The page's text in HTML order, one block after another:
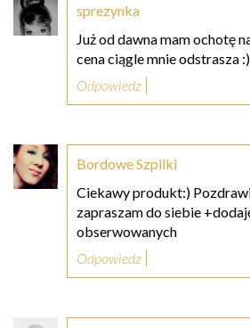
sprezynka
Już od dawna mam ochotę
cena ciągle mnie odstrasza :)
Odpowiedz
Bordowe Szpilki
Ciekawy produkt:)
zapraszam do siebie
obserwowanych
Odpowiedz